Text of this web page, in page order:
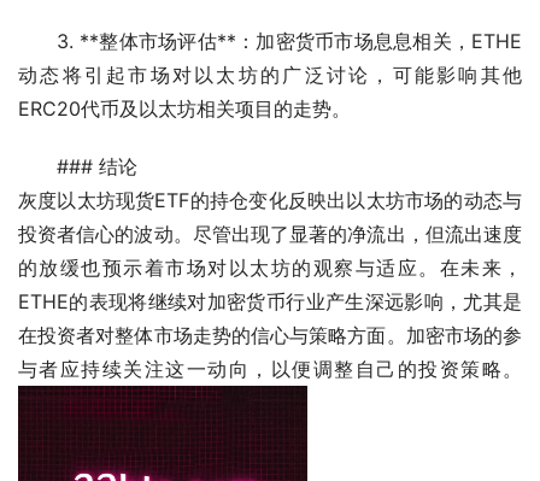
3. **整体市场评估**：加密货币市场息息相关，ETHE
动态将引起市场对以太坊的广泛讨论，可能影响其他
ERC20代币及以太坊相关项目的走势。
### 结论
灰度以太坊现货ETF的持仓变化反映出以太坊市场的动态与
投资者信心的波动。尽管出现了显著的净流出，但流出速度
的放缓也预示着市场对以太坊的观察与适应。在未来，
ETHE的表现将继续对加密货币行业产生深远影响，尤其是
在投资者对整体市场走势的信心与策略方面。加密市场的参
与者应持续关注这一动向，以便调整自己的投资策略。